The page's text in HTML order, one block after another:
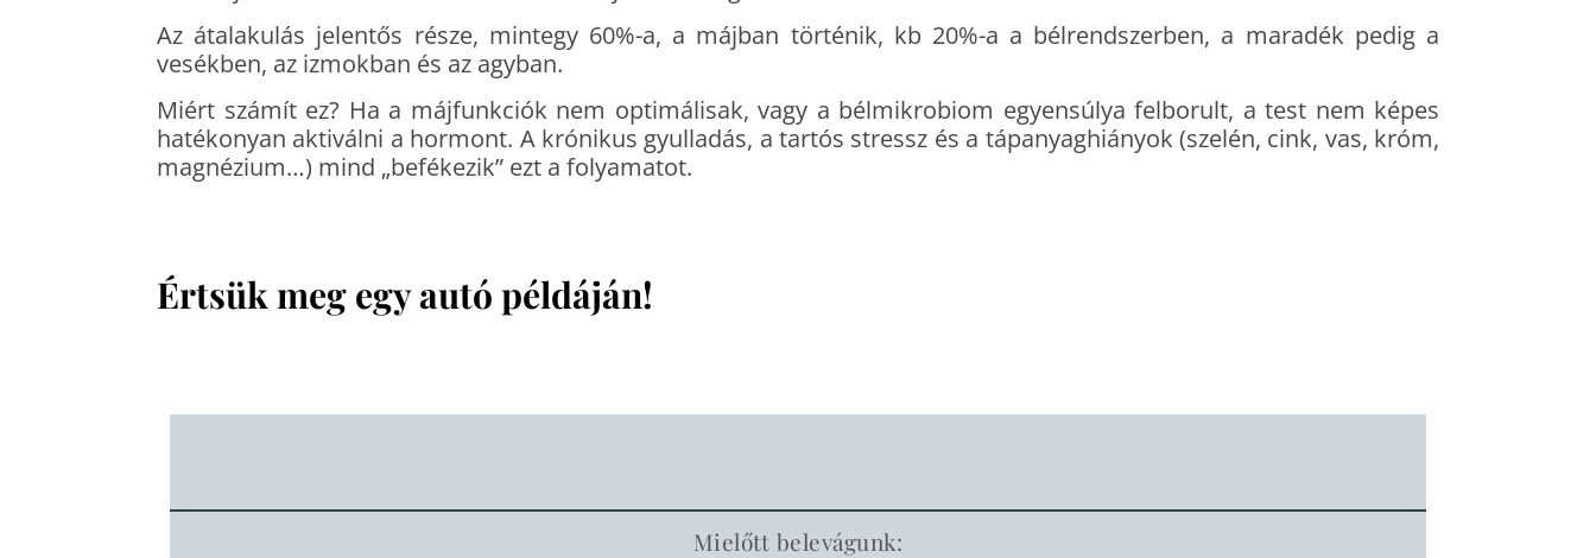
Az átalakulás jelentős része, mintegy 60%-a, a májban történik, kb 20%-a a bélrendszerben, a maradék pedig a
vesékben, az izmokban és az agyban.
Miért számít ez? Ha a májfunkciók nem optimálisak, vagy a bélmikrobiom egyensúlya felborult, a test nem képes
hatékonyan aktiválni a hormont. A krónikus gyulladás, a tartós stressz és a tápanyaghiányok (szelén, cink, vas, króm,
magnézium…) mind „befékezik” ezt a folyamatot.
Értsük meg egy autó példáján!
Mielőtt belevágunk: